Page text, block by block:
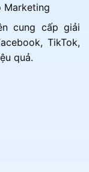
Marketing
cung cấp giải
TikTok,
quả.